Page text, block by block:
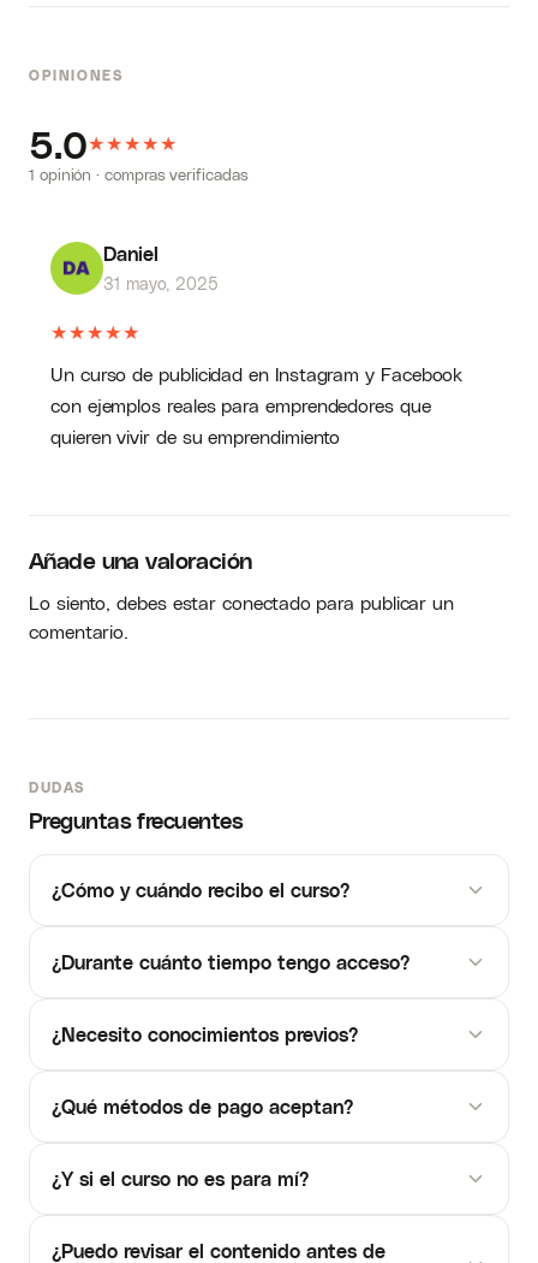
OPINIONES
5.0★★★★★
1 opinión · compras verificadas
Daniel
31 mayo, 2025
★★★★★
Un curso de publicidad en Instagram y Facebook
con ejemplos reales para emprendedores que
quieren vivir de su emprendimiento
Añade una valoración
Lo siento, debes estarconectadopara publicar un
comentario.
DUDAS
Preguntas frecuentes
¿Cómo y cuándo recibo el curso?
¿Durante cuánto tiempo tengo acceso?
¿Necesito conocimientos previos?
¿Qué métodos de pago aceptan?
¿Y si el curso no es para mí?
¿Puedo revisar el contenido antes de